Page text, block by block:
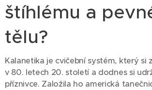
štíhlému a
tělu?
Kalanetika je cvičební systém, který si
v 80. letech 20. století a dodnes si
příznivce. Založila ho americká